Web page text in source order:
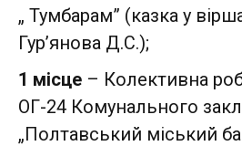
„ Тумбарам” (казка у
Гур’янова Д.С.);
1 місце – Колективна
ОГ-24 Комунального
„Полтавський міський